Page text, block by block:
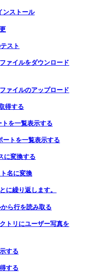
ストール
スト
ァイルをダウンロード
ァイルのアップロード
得する
を一覧表示する
トを一覧表示する
に変換する
名に変換
に繰り返します。
ら行を読み取る
トリにユーザー写真を
する
する